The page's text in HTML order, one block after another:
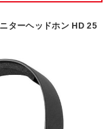
ターヘッドホン HD 25